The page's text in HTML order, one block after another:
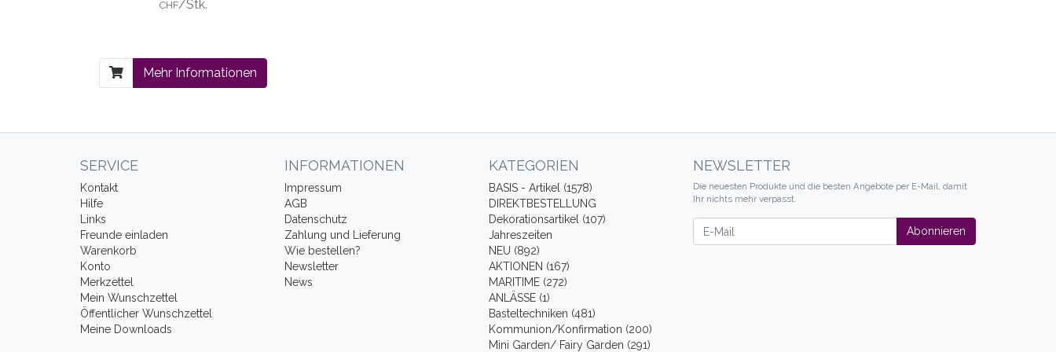
CHF/Stk.
Mehr Informationen
SERVICE
Kontakt
Hilfe
Links
Freunde einladen
Warenkorb
Konto
Merkzettel
Mein Wunschzettel
Öffentlicher Wunschzettel
Meine Downloads
INFORMATIONEN
Impressum
AGB
Datenschutz
Zahlung und Lieferung
Wie bestellen?
Newsletter
News
KATEGORIEN
BASIS - Artikel (1578)
DIREKTBESTELLUNG
Dekorationsartikel (107)
Jahreszeiten
NEU (892)
AKTIONEN (167)
MARITIME (272)
ANLÄSSE (1)
Basteltechniken (481)
Kommunion/Konfirmation (200)
Mini Garden/ Fairy Garden (291)
NEWSLETTER
Die neuesten Produkte und die besten Angebote per E-Mail, damit
Ihr nichts mehr verpasst.
Newsletter Abonnieren